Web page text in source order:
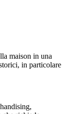
maison in una
in particolare